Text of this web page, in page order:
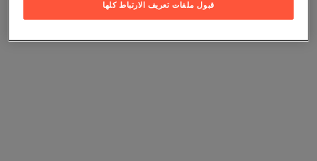
قبول ملفات تعريف الارتباط كلها